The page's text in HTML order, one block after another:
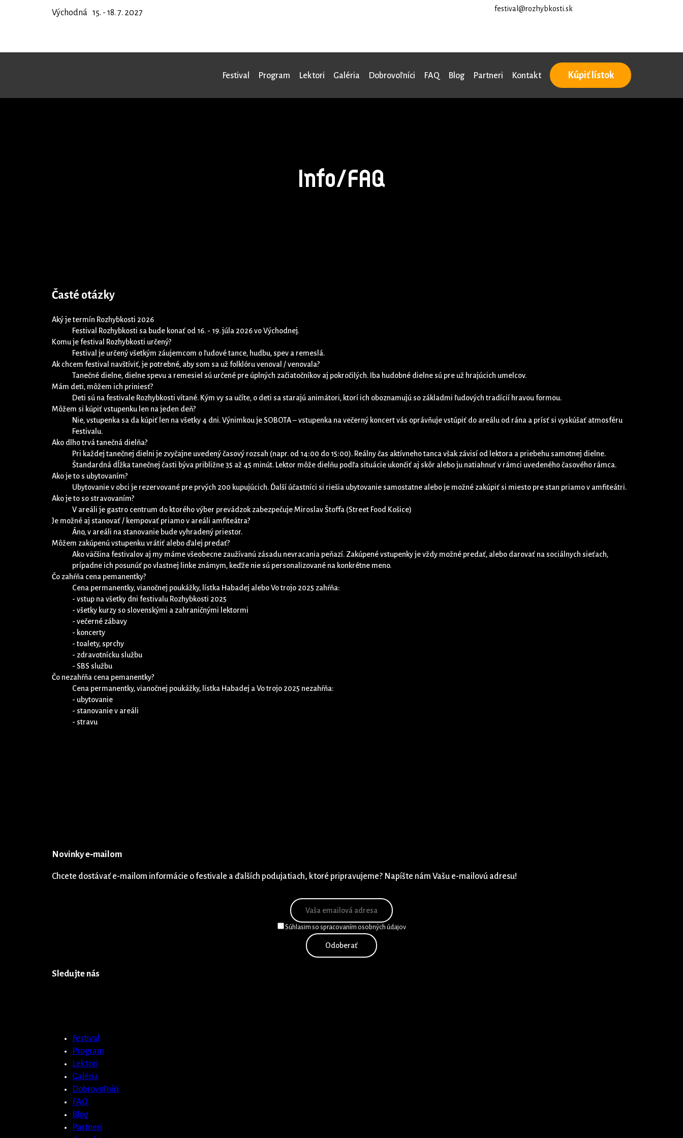
Východná 15. - 18. 7. 2027 festival@rozhybkosti.sk
Festival Program Lektori Galéria Dobrovoľníci FAQ Blog Partneri Kontakt Kúpiť lístok
Info/FAQ
Časté otázky
Aký je termín Rozhybkosti 2026
Festival Rozhybkosti sa bude konať od 16. - 19. júla 2026 vo Východnej.
Komu je festival Rozhybkosti určený?
Festival je určený všetkým záujemcom o ľudové tance, hudbu, spev a remeslá.
Ak chcem festival navštíviť, je potrebné, aby som sa už folklóru venoval / venovala?
Tanečné dielne, dielne spevu a remesiel sú určené pre úplných začiatočníkov aj pokročilých. Iba hudobné dielne sú pre už hrajúcich umelcov.
Mám deti, môžem ich priniesť?
Deti sú na festivale Rozhybkosti vítané. Kým vy sa učíte, o deti sa starajú animátori, ktorí ich oboznamujú so základmi ľudových tradícií hravou formou.
Môžem si kúpiť vstupenku len na jeden deň?
Nie, vstupenka sa da kúpiť len na všetky 4 dni. Výnimkou je SOBOTA – vstupenka na večerný koncert vás oprávňuje vstúpiť do areálu od rána a prísť si vyskúšať atmosféru
Festivalu.
Ako dlho trvá tanečná dielňa?
Pri každej tanečnej dielni je zvyčajne uvedený časový rozsah (napr. od 14:00 do 15:00). Reálny čas aktívneho tanca však závisí od lektora a priebehu samotnej dielne.
Štandardná dĺžka tanečnej časti býva približne 35 až 45 minút. Lektor môže dielňu podľa situácie ukončiť aj skôr alebo ju natiahnuť v rámci uvedeného časového rámca.
Ako je to s ubytovaním?
Ubytovanie v obci je rezervované pre prvých 200 kupujúcich. Ďalší účastníci si riešia ubytovanie samostatne alebo je možné zakúpiť si miesto pre stan priamo v amfiteátri.
Ako je to so stravovaním?
V areáli je gastro centrum do ktorého výber prevádzok zabezpečuje Miroslav Štoffa (Street Food Košice)
Je možné aj stanovať / kempovať priamo v areáli amfiteátra?
Áno, v areáli na stanovanie bude vyhradený priestor.
Môžem zakúpenú vstupenku vrátiť alebo ďalej predať?
Ako väčšina festivalov aj my máme všeobecne zaužívanú zásadu nevracania peňazí. Zakúpené vstupenky je vždy možné predať, alebo darovať na sociálnych sieťach,
prípadne ich posunúť po vlastnej linke známym, keďže nie sú personalizované na konkrétne meno.
Čo zahŕňa cena pemanentky?
Cena permanentky, vianočnej poukážky, lístka Habadej alebo Vo trojo 2025 zahŕňa:
- vstup na všetky dni festivalu Rozhybkosti 2025
- všetky kurzy so slovenskými a zahraničnými lektormi
- večerné zábavy
- koncerty
- toalety, sprchy
- zdravotnícku službu
- SBS službu
Čo nezahŕňa cena pemanentky?
Cena permanentky, vianočnej poukážky, lístka Habadej a Vo trojo 2025 nezahŕňa:
- ubytovanie
- stanovanie v areáli
- stravu
Novinky e‑mailom
Chcete dostávať e-mailom informácie o festivale a ďalších podujatiach, ktoré pripravujeme? Napíšte nám Vašu e-mailovú adresu!
Súhlasim so spracovaním osobných údajov
Sledujte nás
Festival
Program
Lektori
Galéria
Dobrovoľníci
FAQ
Blog
Partneri